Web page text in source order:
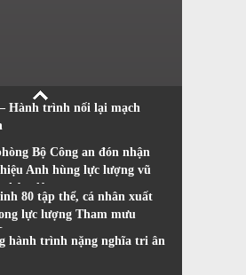
Hành trình nối lại mạch
Bộ Công an đón nhận
Anh hùng lực lượng vũ
nhân dân
80 tập thể, cá nhân xuất
lực lượng Tham mưu
hành trình nặng nghĩa tri ân